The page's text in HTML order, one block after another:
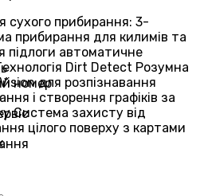
номер
сухого прибирання: 3-
прибирання для килимів та
підлоги автоматичне
Dirt Detect Розумна
для розпізнавання
і створення графіків за
Система захисту від
цілого поверху з картами